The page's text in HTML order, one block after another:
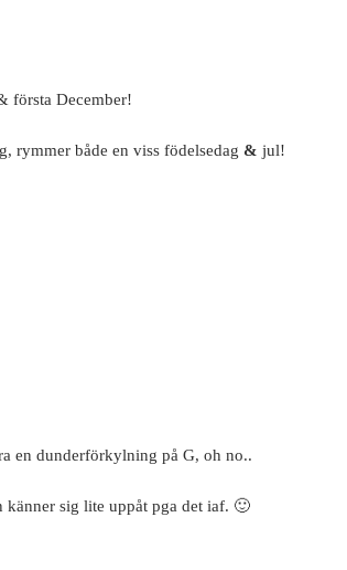
första December!
rymmer både en viss födelsedag & jul!
en dunderförkylning på G, oh no..
känner sig lite uppåt pga det iaf. 🙂